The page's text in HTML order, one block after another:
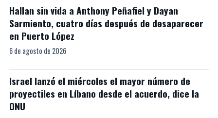
Hallan sin vida a Anthony Peñafiel y Dayan
Sarmiento, cuatro días después de desaparecer
en Puerto López
6 de agosto de 2026
Israel lanzó el miércoles el mayor número de
proyectiles en Líbano desde el acuerdo, dice la
ONU